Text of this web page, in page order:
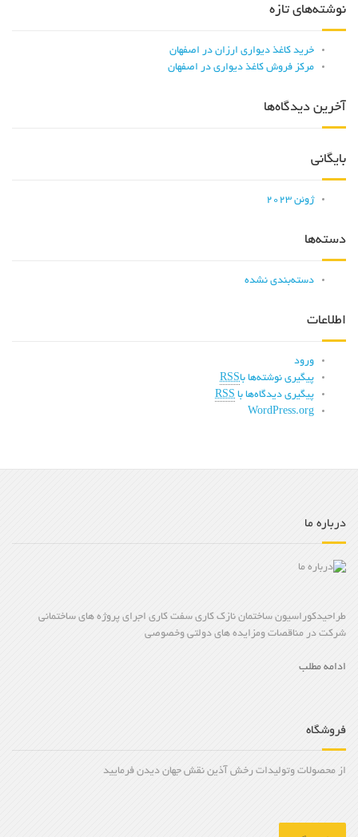
نوشته‌های تازه
خرید کاغذ دیواری ارزان در اصفهان
مرکز فروش کاغذ دیواری در اصفهان
آخرین دیدگاه‌ها
بایگانی
ژوئن 2023
دسته‌ها
دسته‌بندی نشده
اطلاعات
ورود
پیگیری نوشته‌ها باRSS
پیگیری دیدگاه‌ها با RSS
WordPress.org
درباره ما
طراحیدکوراسیون ساختمان نازک کاری سفت کاری اجرای پروژه های ساختمانی
شرکت در مناقصات ومزایده های دولتی وخصوصی
ادامه مطلب
فروشگاه
از محصولات وتولیدات رخش آذین نقش جهان دیدن فرمایید